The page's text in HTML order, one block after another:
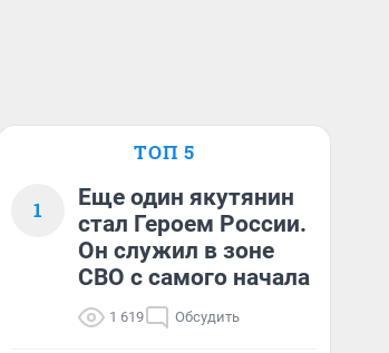
ТОП 5
1
Еще один якутянин
стал Героем России.
Он служил в зоне
СВО с самого начала
1 619 Обсудить